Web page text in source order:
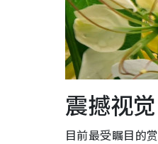
震撼视
目前最受瞩目的